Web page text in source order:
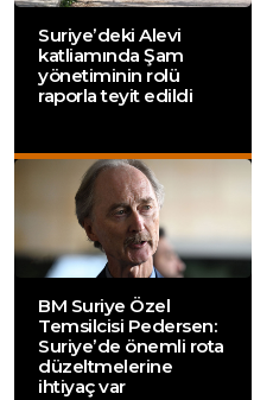
Suriye’deki Alevi
katliamında Şam
yönetiminin rolü
raporla teyit edildi
BM Suriye Özel
Temsilcisi Pedersen:
Suriye’de önemli rota
düzeltmelerine
ihtiyaç var